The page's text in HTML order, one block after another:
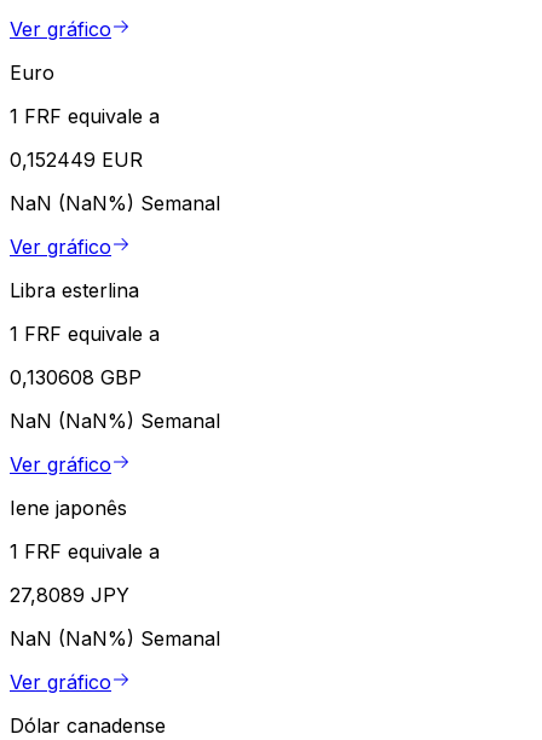
Ver gráfico
Euro
1 FRF equivale a
0,152449 EUR
NaN (NaN%) Semanal
Ver gráfico
Libra esterlina
1 FRF equivale a
0,130608 GBP
NaN (NaN%) Semanal
Ver gráfico
Iene japonês
1 FRF equivale a
27,8089 JPY
NaN (NaN%) Semanal
Ver gráfico
Dólar canadense